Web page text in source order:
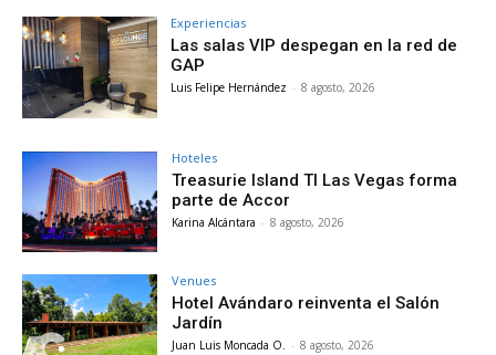
Experiencias
Las salas VIP despegan en la red de
GAP
Luis Felipe Hernández - 8 agosto, 2026
Hoteles
Treasurie Island TI Las Vegas forma
parte de Accor
Karina Alcántara - 8 agosto, 2026
Venues
Hotel Avándaro reinventa el Salón
Jardín
Juan Luis Moncada O. - 8 agosto, 2026